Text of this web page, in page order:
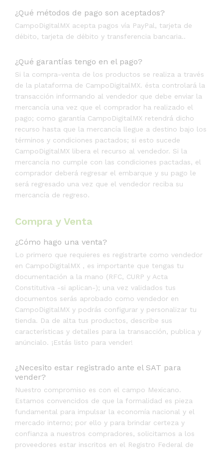
¿Qué métodos de pago son aceptados?
CampoDigitalMX acepta pagos vía PayPal, tarjeta de
débito, tarjeta de débito y transferencia bancaria..
¿Qué garantías tengo en el pago?
Si la compra-venta de los productos se realiza a través
de la plataforma de CampoDigitalMX. ésta controlará la
transacción informando al vendedor que debe enviar la
mercancía una vez que el comprador ha realizado el
pago; como garantía CampoDigitalMX retendrá dicho
recurso hasta que la mercancía llegue a destino bajo los
términos y condiciones pactados; si esto sucede
CampoDigitalMX libera el recurso al vendedor. Si la
mercancía no cumple con las condiciones pactadas, el
comprador deberá regresar el embarque y su pago le
será regresado una vez que el vendedor reciba su
mercancía de regreso.
Compra y Venta
¿Cómo hago una venta?
Lo primero que requieres es registrarte como vendedor
en CampoDigitalMX , es importante que tengas tu
documentación a la mano (RFC, CURP y Acta
Constitutiva -si aplican-); una vez validados tus
documentos serás aprobado como vendedor en
CampoDigitalMX y podrás configurar y personalizar tu
tienda. Da de alta tus productos, describe sus
características y detalles para la transacción, publica y
anúncialo. ¡Estás listo para vender!
¿Necesito estar registrado ante el SAT para
vender?
Nuestro compromiso es con el campo Mexicano.
Estamos convencidos de que la formalidad es pieza
fundamental para impulsar la economía nacional y el
mercado interno; por ello y para brindar certeza y
confianza a nuestros compradores, solicitamos a los
proveedores estar inscritos en el Registro Federal de